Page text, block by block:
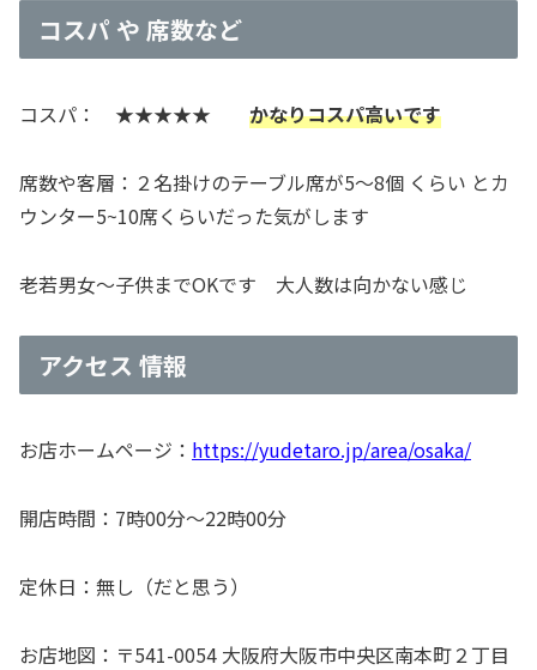
コスパ や 席数など
コスパ： ★★★★★ かなりコスパ高いです
席数や客層：２名掛けのテーブル席が5～8個 くらい とカ
ウンター5~10席くらいだった気がします
老若男女～子供までOKです 大人数は向かない感じ
アクセス 情報
お店ホームページ： https://yudetaro.jp/area/osaka/
開店時間：7時00分～22時00分
定休日：無し（だと思う）
お店地図：〒541-0054 大阪府大阪市中央区南本町２丁目